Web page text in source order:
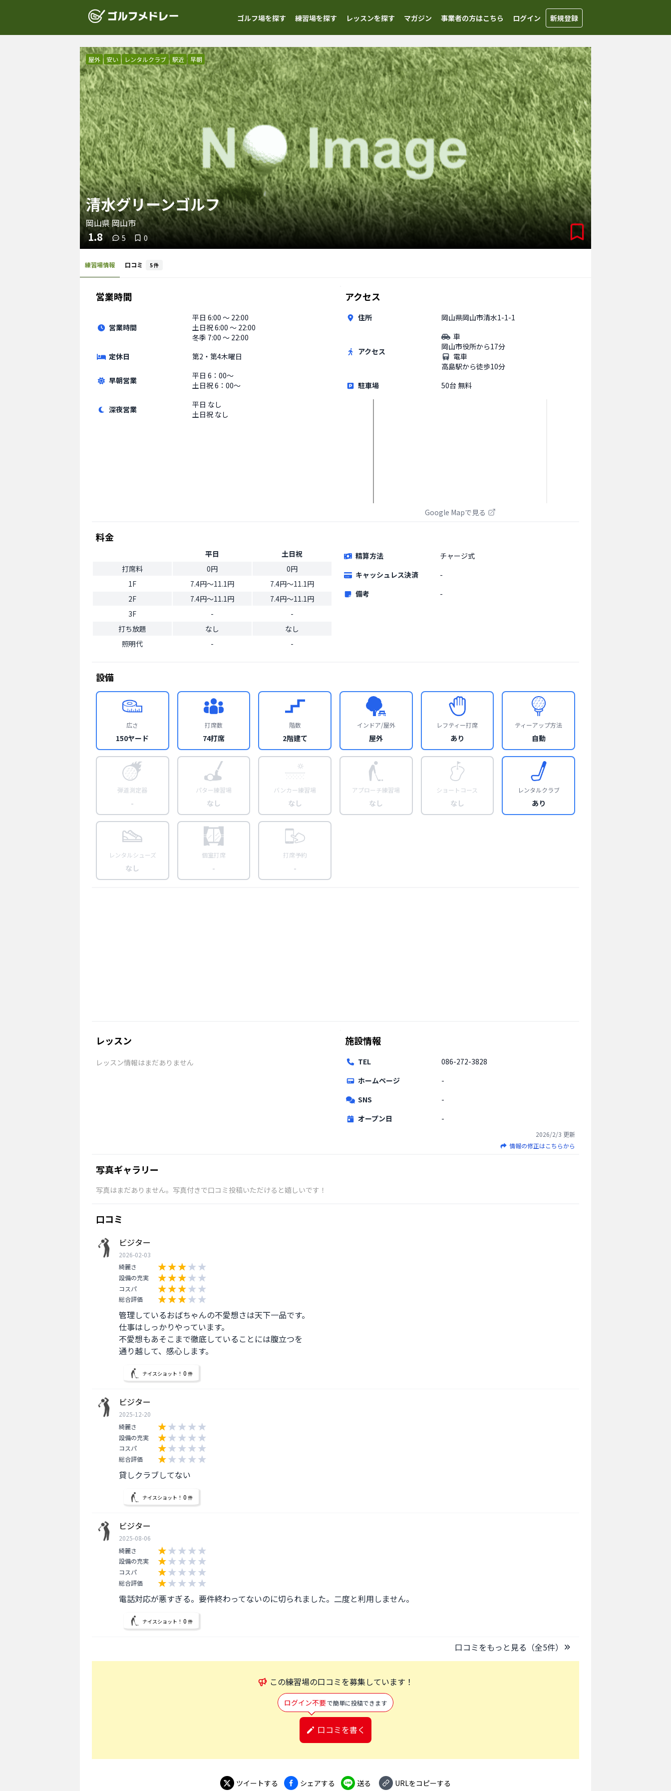
ゴルフ場を探す 練習場を探す レッスンを探す マガジン 事業者の方はこちら ログイン 新規登録
屋外 安い レンタルクラブ 駅近 早朝
清水グリーンゴルフ
岡山県 岡山市
1.8 5 0
練習場情報 口コミ 5件
営業時間
営業時間
平日 6:00 〜 22:00
土日祝6:00 〜 22:00
冬季 7:00 〜 22:00
定休日
第2・第4木曜日
早朝営業 平日 6：00～
土日祝6：00～
深夜営業 平日 なし
土日祝 なし
アクセス
住所 岡山県岡山市清水1-1-1
アクセス
車
岡山市役所から17分
電車
高島駅から徒歩10分
駐車場
50台 無料
Google Mapで見る
料金
平日
土日祝
打席料
0円
0円
1F
7.4円〜11.1円
7.4円〜11.1円
2F
7.4円〜11.1円
7.4円〜11.1円
3F
-
-
打ち放題
なし
なし
照明代
- -
精算方法
チャージ式
キャッシュレス決済
-
備考
-
設備
広さ
150ヤード
打席数
74打席
階数
2階建て
インドア/屋外
屋外
レフティー打席
あり
ティーアップ方法
自動
弾道測定器
-
パター練習場
なし
バンカー練習場
なし
アプローチ練習場
なし
ショートコース
なし
レンタルクラブ
あり
レンタルシューズ
なし
個室打席
-
打席予約
-
レッスン
レッスン情報はまだありません
施設情報
TEL
086-272-3828
ホームページ
-
SNS
-
オープン日
-
2026/2/3 更新
情報の修正はこちらから
写真ギャラリー
写真はまだありません。写真付きで口コミ投稿いただけると嬉しいです！
口コミ
ビジター
2026-02-03
綺麗さ
設備の充実
コスパ
総合評価
管理しているおばちゃんの不愛想さは天下一品です。
仕事はしっかりやっています。
不愛想もあそこまで徹底していることには腹立つを
通り越して、感心します。
ナイスショット！ 0 件
ビジター
2025-12-20
綺麗さ
設備の充実
コスパ
総合評価
貸しクラブしてない
ナイスショット！ 0 件
ビジター
2025-08-06
綺麗さ
設備の充実
コスパ
総合評価
電話対応が悪すぎる。要件終わってないのに切られました。二度と利用しません。
ナイスショット！ 0 件
口コミをもっと見る（全5件）
この練習場の口コミを募集しています！
ログイン不要で簡単に投稿できます
口コミを書く
ツイートする シェアする 送る URLをコピーする